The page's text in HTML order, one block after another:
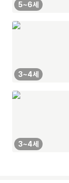
5~6세
3~4세
3~4세